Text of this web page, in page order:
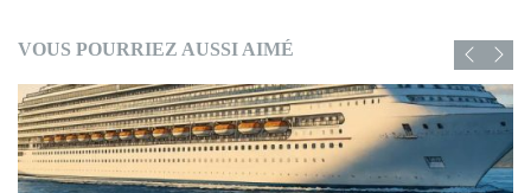
g
a
VOUS POURRIEZ AUSSI AIMÉ